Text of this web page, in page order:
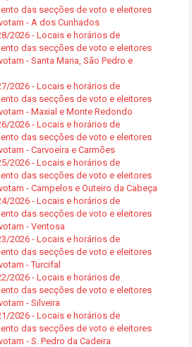
das secções de voto e eleitores
- A dos Cunhados
2026 - Locais e horários de
das secções de voto e eleitores
- Santa Maria, São Pedro e
2026 - Locais e horários de
das secções de voto e eleitores
- Maxial e Monte Redondo
2026 - Locais e horários de
das secções de voto e eleitores
- Carvoeira e Carmões
2026 - Locais e horários de
das secções de voto e eleitores
- Campelos e Outeiro da Cabeça
2026 - Locais e horários de
das secções de voto e eleitores
- Ventosa
2026 - Locais e horários de
das secções de voto e eleitores
- Turcifal
2026 - Locais e horários de
das secções de voto e eleitores
- Silveira
2026 - Locais e horários de
das secções de voto e eleitores
- S. Pedro da Cadeira